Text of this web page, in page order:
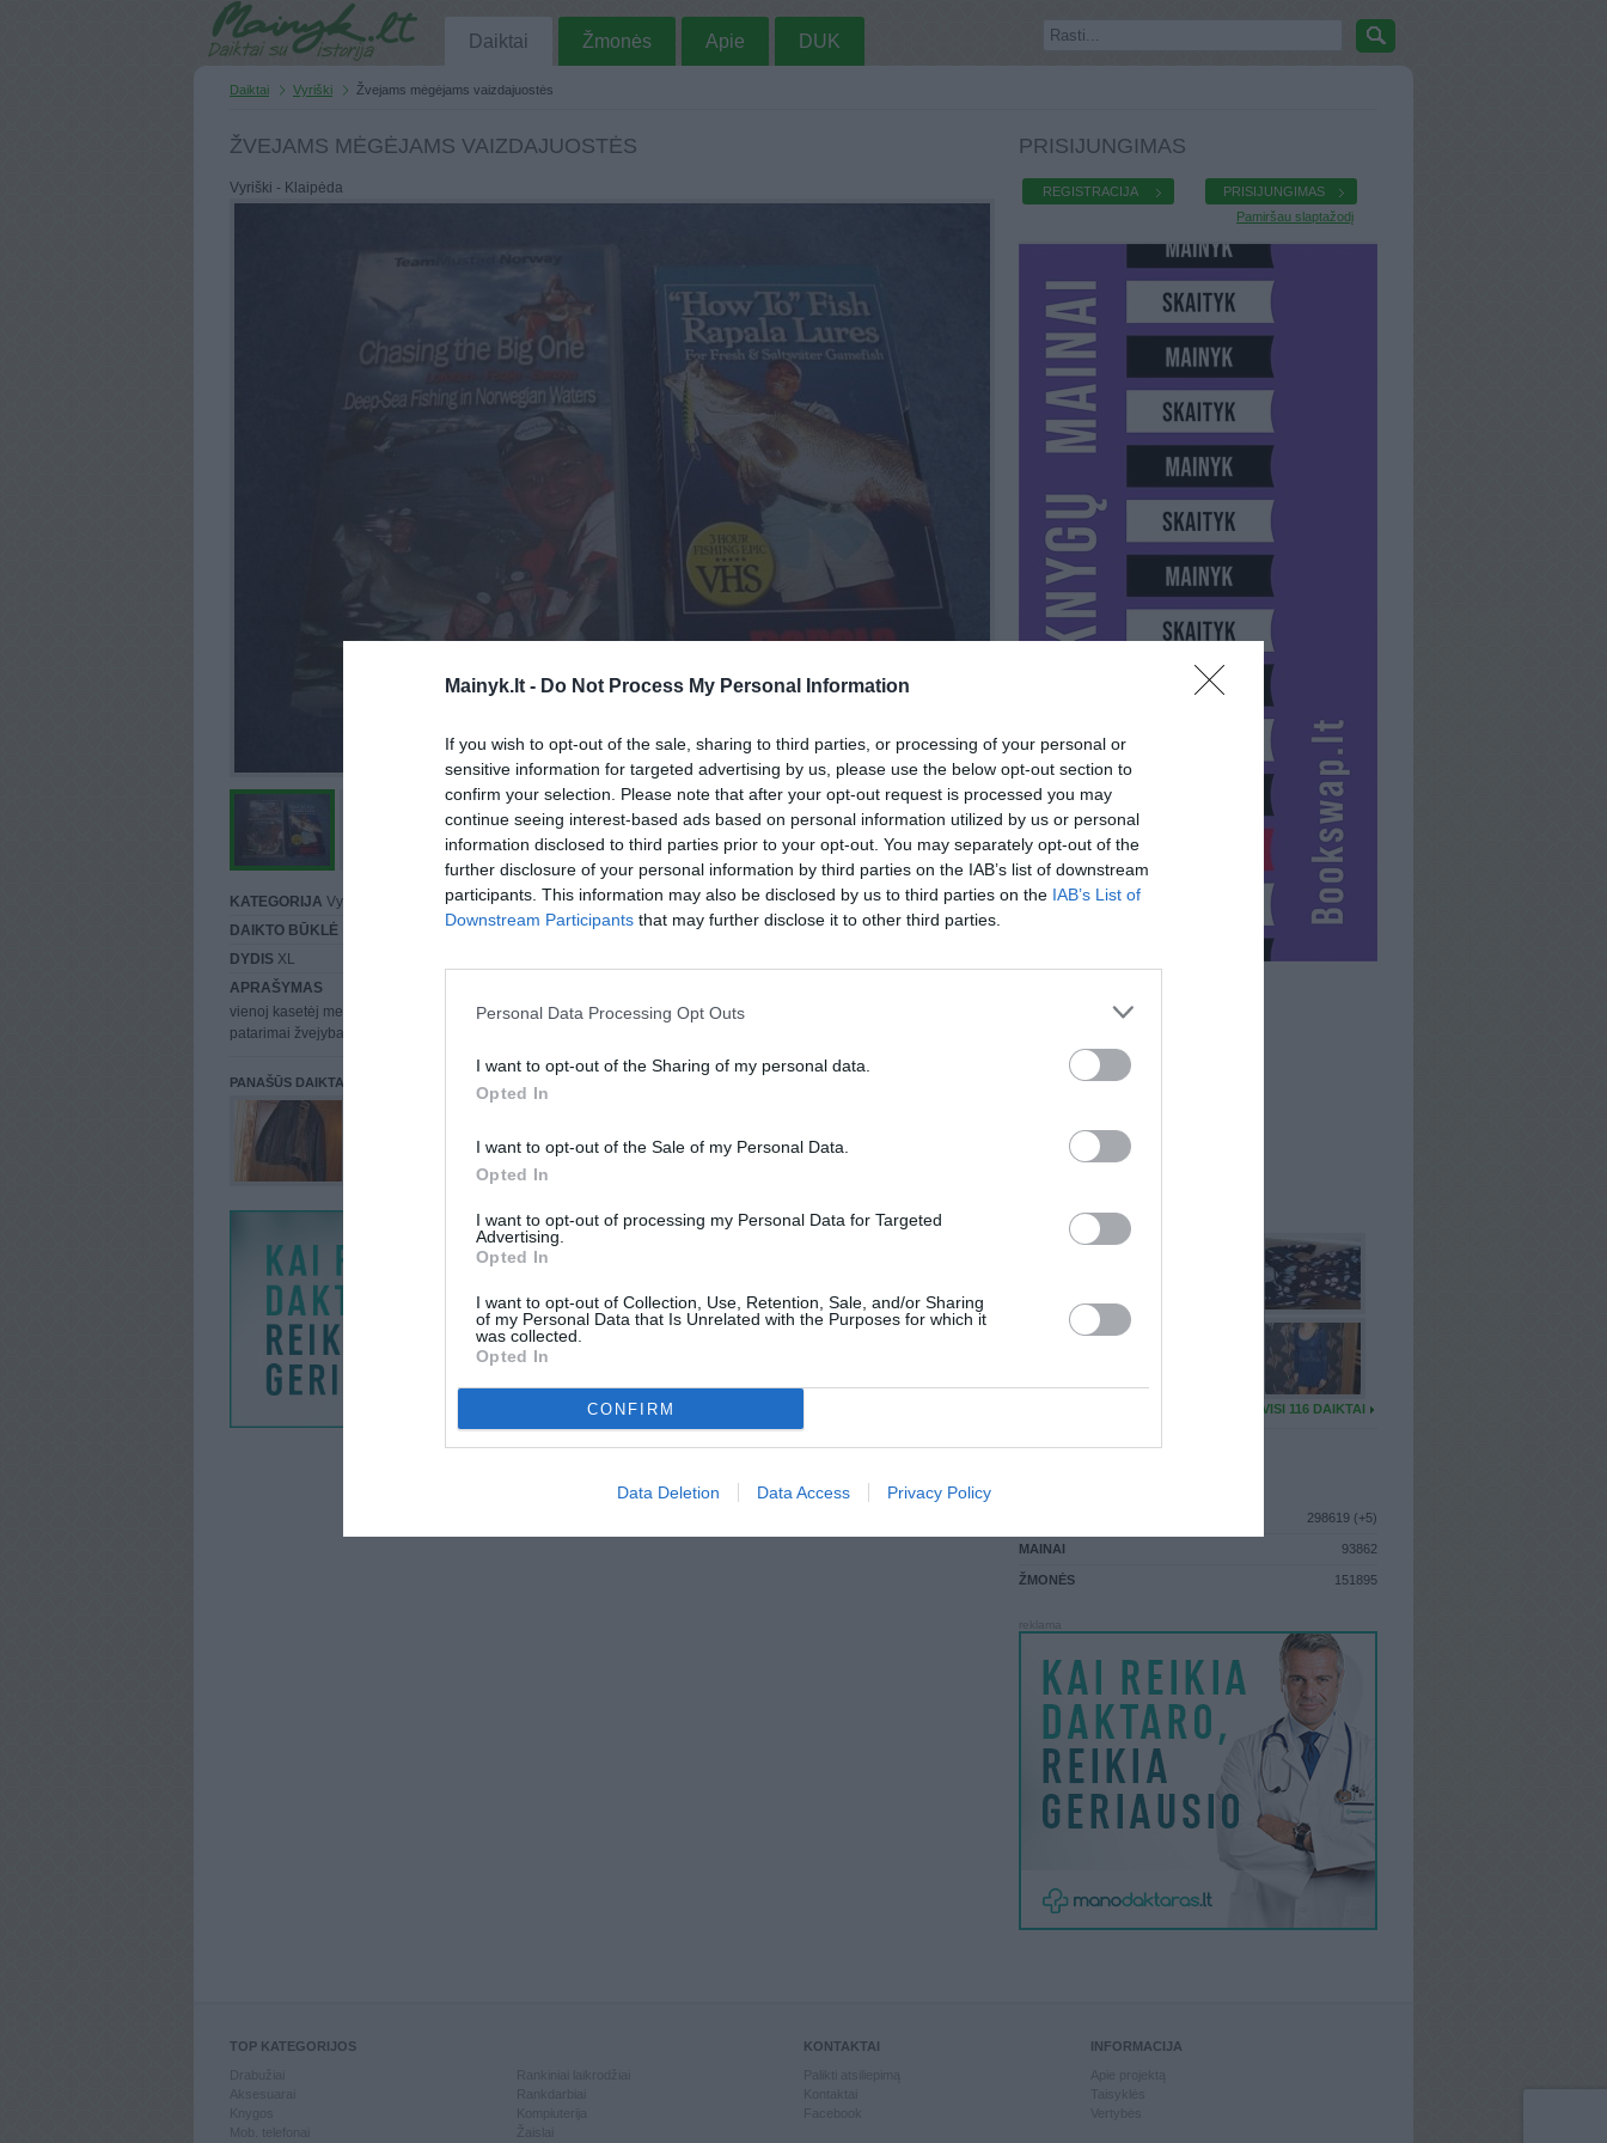
Mainyk.lt - Do Not Process My Personal Information
If you wish to opt-out of the sale, sharing to third parties, or processing of your personal or
sensitive information for targeted advertising by us, please use the below opt-out section to
confirm your selection. Please note that after your opt-out request is processed you may
continue seeing interest-based ads based on personal information utilized by us or personal
information disclosed to third parties prior to your opt-out. You may separately opt-out of the
further disclosure of your personal information by third parties on the IAB’s list of downstream
participants. This information may also be disclosed by us to third parties on the IAB’s List of
Downstream Participants that may further disclose it to other third parties.
Personal Data Processing Opt Outs
I want to opt-out of the Sharing of my personal data.
Opted In
I want to opt-out of the Sale of my Personal Data.
Opted In
I want to opt-out of processing my Personal Data for Targeted
Advertising.
Opted In
I want to opt-out of Collection, Use, Retention, Sale, and/or Sharing
of my Personal Data that Is Unrelated with the Purposes for which it
was collected.
Opted In
CONFIRM
Data Deletion Data Access Privacy Policy
Daiktai Žmonės Apie DUK
Daiktai Vyriški Žvejams mėgėjams vaizdajuostės
ŽVEJAMS MĖGĖJAMS VAIZDAJUOSTĖS
Vyriški - Klaipėda
KATEGORIJA Vyriški MIESTASKlaipėda
DAIKTO BŪKLĖ
DYDIS XL
APRAŠYMAS
vienoj kasetėj menkių žvejyba, kitoj praktiniai vaizdai ir
patarimai žvejybai su vobleriais
PARDUOČIAU UŽ
PANAŠŪS DAIKTAI
PRISIJUNGIMAS
REGISTRACIJA
PRISIJUNGIMAS
Pamiršau slaptažodį
LIKS
ATLIKO MAINŲ
: 32
DAUGIAU DAIKTŲ
VISI 116 DAIKTAI
298619 (+5)
MAINAI 93862
ŽMONĖS 151895
TOP KATEGORIJOS
Knygos
Mob. telefonai
Kompiuterija
Žaislai
KONTAKTAI
Kontaktai
INFORMACIJA